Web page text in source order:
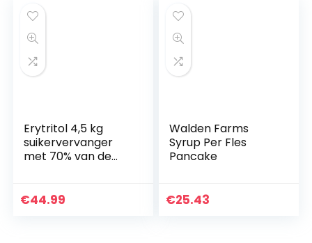
Erytritol 4,5 kg
suikervervanger
met 70% van de
€44.99
Walden Farms
Syrup Per Fles
Pancake
€25.43